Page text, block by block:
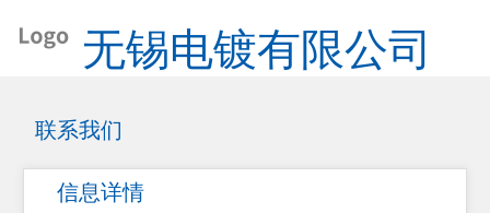
无锡电镀有限公司
联系我们
信息详情